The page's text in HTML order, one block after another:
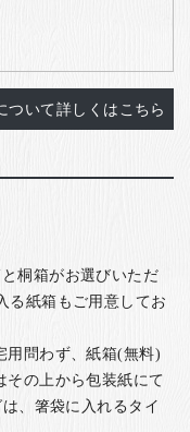
ついて詳しくはこちら
桐箱がお選びいただ
る紙箱もご用意してお
用問わず、紙箱(無料)
その上から包装紙にて
、箸袋に入れるタイ